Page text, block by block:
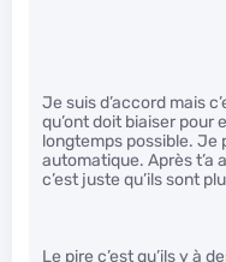
Je suis d’accord mais
qu’ont doit biaiser pour
longtemps possible. Je
automatique. Après t’a
c’est juste qu’ils sont
Le pire c’est qu’ils y à